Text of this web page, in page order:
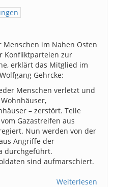
im Nahen Osten
Konfliktparteien zur
erklärt das Mitglied im
Gehrcke:
Menschen verletzt und
– zerstört. Teile
Gazastreifen aus
Nun werden von der
Angriffe der
durchgeführt.
sind aufmarschiert.
Weiterlesen